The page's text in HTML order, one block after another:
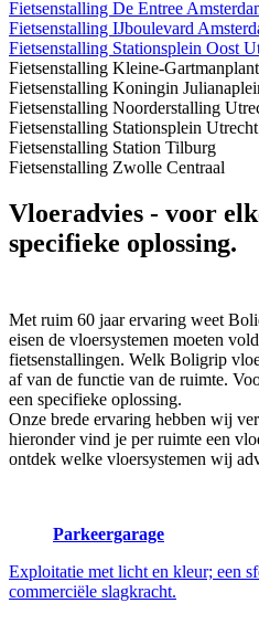
Fietsenstalling De Entree
Fietsenstalling IJboulevard
Fietsenstalling Stationsplein Oost
Fietsenstalling Kleine-
Fietsenstalling Koningin
Fietsenstalling Noorderstalling
Fietsenstalling Stationsplein Utrecht
Fietsenstalling Station Tilburg
Fietsenstalling Zwolle Centraal
Vloeradvies - voor
specifieke oplossing.
Met ruim 60 jaar ervaring weet
eisen de vloersystemen moeten
fietsenstallingen. Welk Boligrip
af van de functie van de ruimte.
een specifieke oplossing.
Onze brede ervaring hebben wij
hieronder vind je per ruimte een
ontdek welke vloersystemen wij
Parkeergarage
Exploitatie met licht en kleur; een
commerciële slagkracht.